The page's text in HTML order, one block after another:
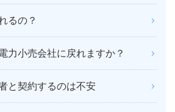
るの？
力小売会社に戻れますか？
と契約するのは不安